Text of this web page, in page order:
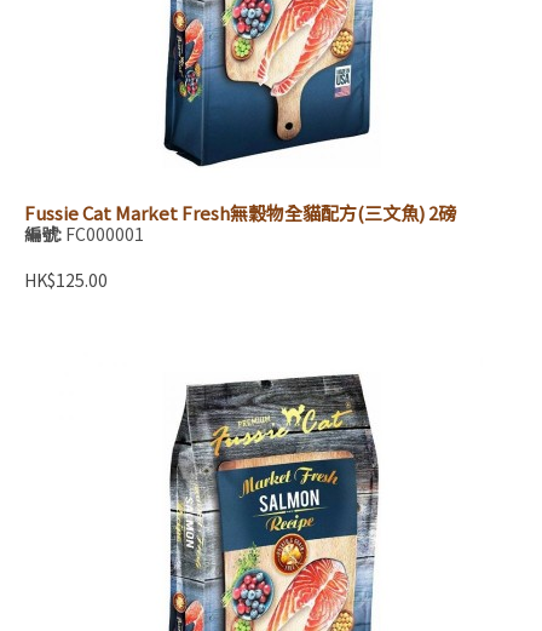
Fussie Cat Market Fresh無穀物全貓配方(三文魚) 2磅
編號: FC000001
HK$125.00